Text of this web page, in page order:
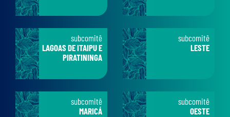
subcomitê
LAGOAS DE ITAIPU E
PIRATININGA
subcomitê
LESTE
subcomitê
MARICÁ
subcomitê
OESTE